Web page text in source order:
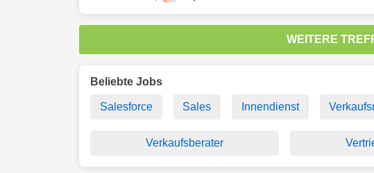
WEITERE
Beliebte Jobs
Salesforce Sales Innendienst
Verkaufsberater